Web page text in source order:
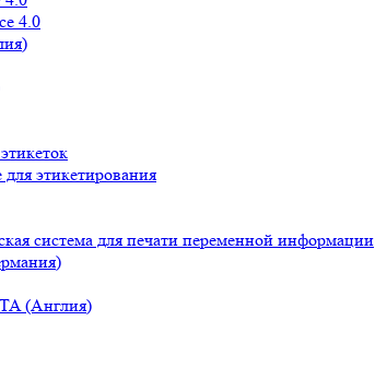
4.0
этикетирования
система для печати переменной информации
(Англия)